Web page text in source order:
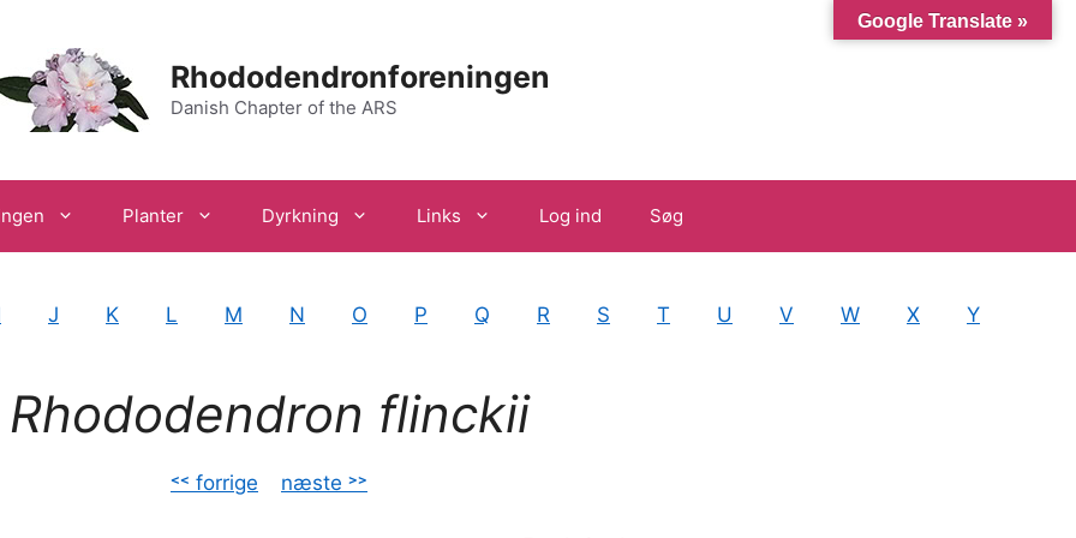
Rhododendronforeningen
Danish Chapter of the ARS
Planter Dyrkning Links Log ind Søg
J K L M N O P Q R S T U V W X
Y
Rhododendron flinckii
˂˂ forrige næste ˃˃
Google Translate »